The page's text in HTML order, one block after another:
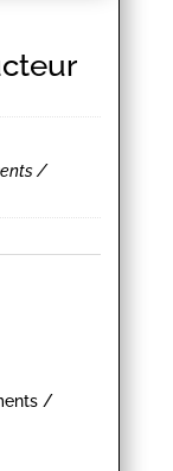
/
/